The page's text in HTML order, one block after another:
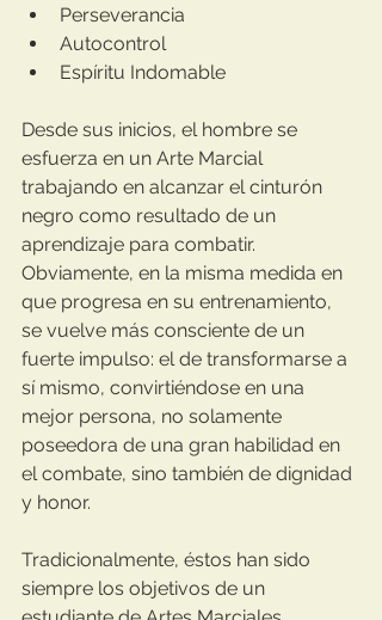
Perseverancia
Autocontrol
Espíritu Indomable
Desde sus inicios, el hombre se
esfuerza en un Arte Marcial
trabajando en alcanzar el cinturón
negro como resultado de un
aprendizaje para combatir.
Obviamente, en la misma medida en
que progresa en su entrenamiento,
se vuelve más consciente de un
fuerte impulso: el de transformarse a
sí mismo, convirtiéndose en una
mejor persona, no solamente
poseedora de una gran habilidad en
el combate, sino también de dignidad
y honor.
Tradicionalmente, éstos han sido
siempre los objetivos de un